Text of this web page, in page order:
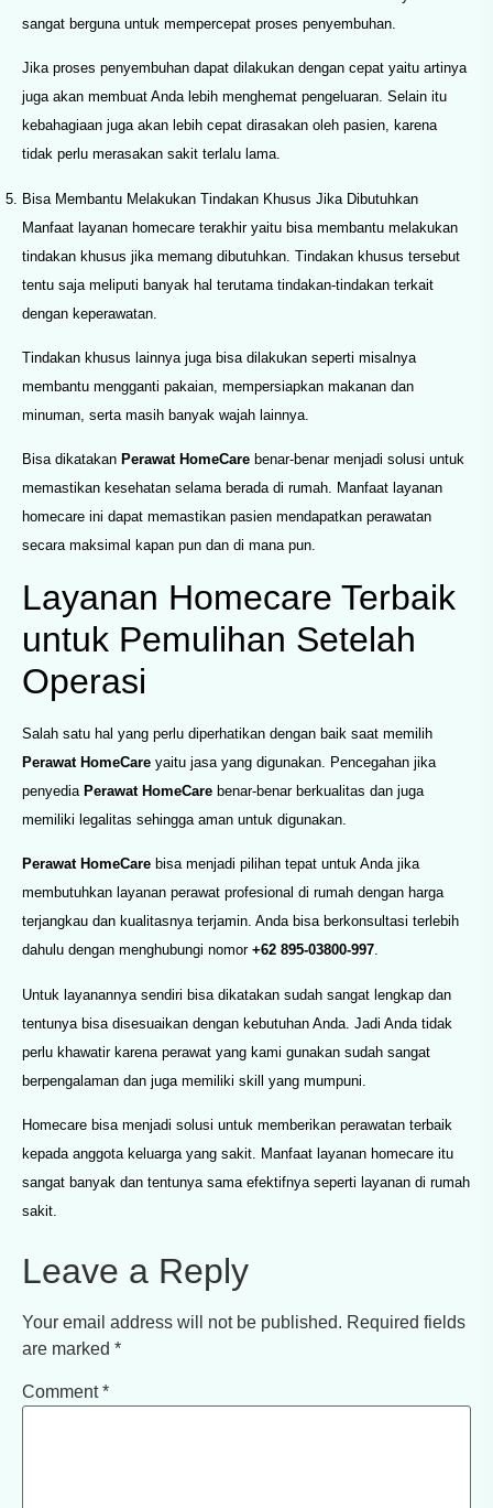
sangat berguna untuk mempercepat proses penyembuhan.
Jika proses penyembuhan dapat dilakukan dengan cepat yaitu artinya
juga akan membuat Anda lebih menghemat pengeluaran. Selain itu
kebahagiaan juga akan lebih cepat dirasakan oleh pasien, karena
tidak perlu merasakan sakit terlalu lama.
Bisa Membantu Melakukan Tindakan Khusus Jika Dibutuhkan
Manfaat layanan homecare terakhir yaitu bisa membantu melakukan
tindakan khusus jika memang dibutuhkan. Tindakan khusus tersebut
tentu saja meliputi banyak hal terutama tindakan-tindakan terkait
dengan keperawatan.
Tindakan khusus lainnya juga bisa dilakukan seperti misalnya
membantu mengganti pakaian, mempersiapkan makanan dan
minuman, serta masih banyak wajah lainnya.
Bisa dikatakan Perawat HomeCare benar-benar menjadi solusi untuk
memastikan kesehatan selama berada di rumah. Manfaat layanan
homecare ini dapat memastikan pasien mendapatkan perawatan
secara maksimal kapan pun dan di mana pun.
Layanan Homecare Terbaik
untuk Pemulihan Setelah
Operasi
Salah satu hal yang perlu diperhatikan dengan baik saat memilih
Perawat HomeCare yaitu jasa yang digunakan. Pencegahan jika
penyedia Perawat HomeCare benar-benar berkualitas dan juga
memiliki legalitas sehingga aman untuk digunakan.
Perawat HomeCare bisa menjadi pilihan tepat untuk Anda jika
membutuhkan layanan perawat profesional di rumah dengan harga
terjangkau dan kualitasnya terjamin. Anda bisa berkonsultasi terlebih
dahulu dengan menghubungi nomor +62 895-03800-997.
Untuk layanannya sendiri bisa dikatakan sudah sangat lengkap dan
tentunya bisa disesuaikan dengan kebutuhan Anda. Jadi Anda tidak
perlu khawatir karena perawat yang kami gunakan sudah sangat
berpengalaman dan juga memiliki skill yang mumpuni.
Homecare bisa menjadi solusi untuk memberikan perawatan terbaik
kepada anggota keluarga yang sakit. Manfaat layanan homecare itu
sangat banyak dan tentunya sama efektifnya seperti layanan di rumah
sakit.
Leave a Reply
Your email address will not be published. Required fields
are marked *
Comment*